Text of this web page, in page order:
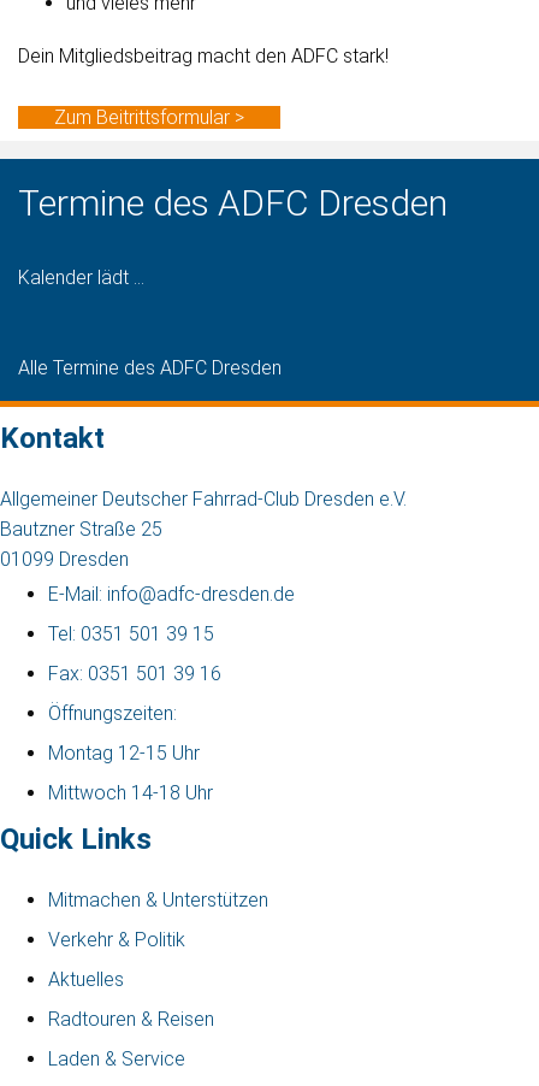
Dein Mitgliedsbeitrag macht den ADFC stark!
Zum Beitrittsformular >
Termine des ADFC Dresden
Kalender lädt ...
Alle Termine des ADFC Dresden
Kontakt
Allgemeiner Deutscher Fahrrad-Club Dresden e.V.
Bautzner Straße 25
01099 Dresden
E-Mail: info@adfc-dresden.de
Tel: 0351 501 39 15
Fax: 0351 501 39 16
Öffnungszeiten:
Montag 12-15 Uhr
Mittwoch 14-18 Uhr
Quick Links
Mitmachen & Unterstützen
Verkehr & Politik
Aktuelles
Radtouren & Reisen
Laden & Service